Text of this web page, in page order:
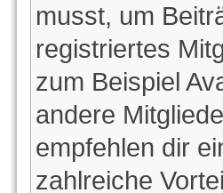
musst, um
registriertes
zum Beispiel
andere
empfehlen dir
zahlreiche